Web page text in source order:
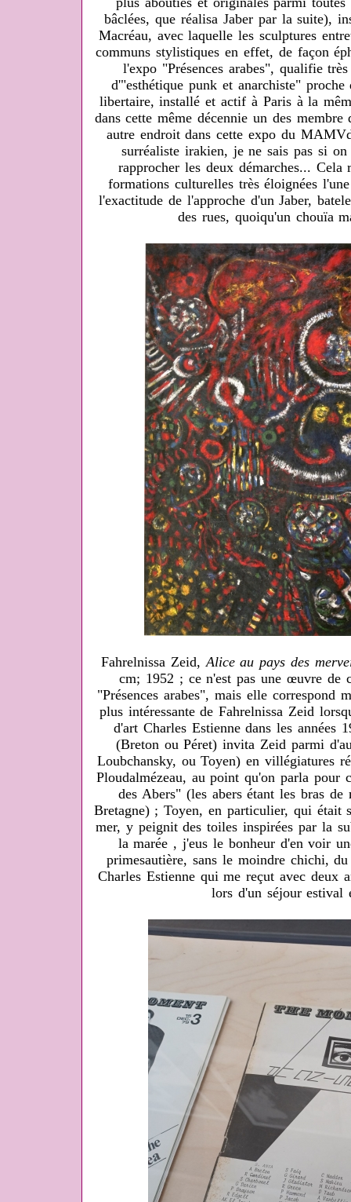
bâclées, que réalisa Jaber par la suite),
Macréau, avec laquelle les sculptures
communs stylistiques en effet, de façon
l'expo "Présences arabes", qualifie
d'"esthétique punk et anarchiste"
libertaire, installé et actif à Paris à la
dans cette même décennie un des
autre endroit dans cette expo du
surréaliste irakien, je ne sais pas si
rapprocher les deux démarches...
formations culturelles très éloignées
l'exactitude de l'approche d'un Jaber,
des rues, quoiqu'un chouïa
Fahrelnissa Zeid,Alice au pays des
cm; 1952 ; ce n'est pas une œuvre de
"Présences arabes", mais elle correspond
plus intéressante de Fahrelnissa Zeid
d'art Charles Estienne dans les années
(Breton ou Péret) invita Zeid parmi
Loubchansky, ou Toyen) en villégiatures
Ploudalmézeau, au point qu'on parla pour
des Abers" (les abers étant les bras
Bretagne) ; Toyen, en particulier, qui était
mer, y peignit des toiles inspirées par la
la marée , j'eus le bonheur d'en voir
primesautière, sans le moindre chichi,
Charles Estienne qui me reçut avec deux
lors d'un séjour estival